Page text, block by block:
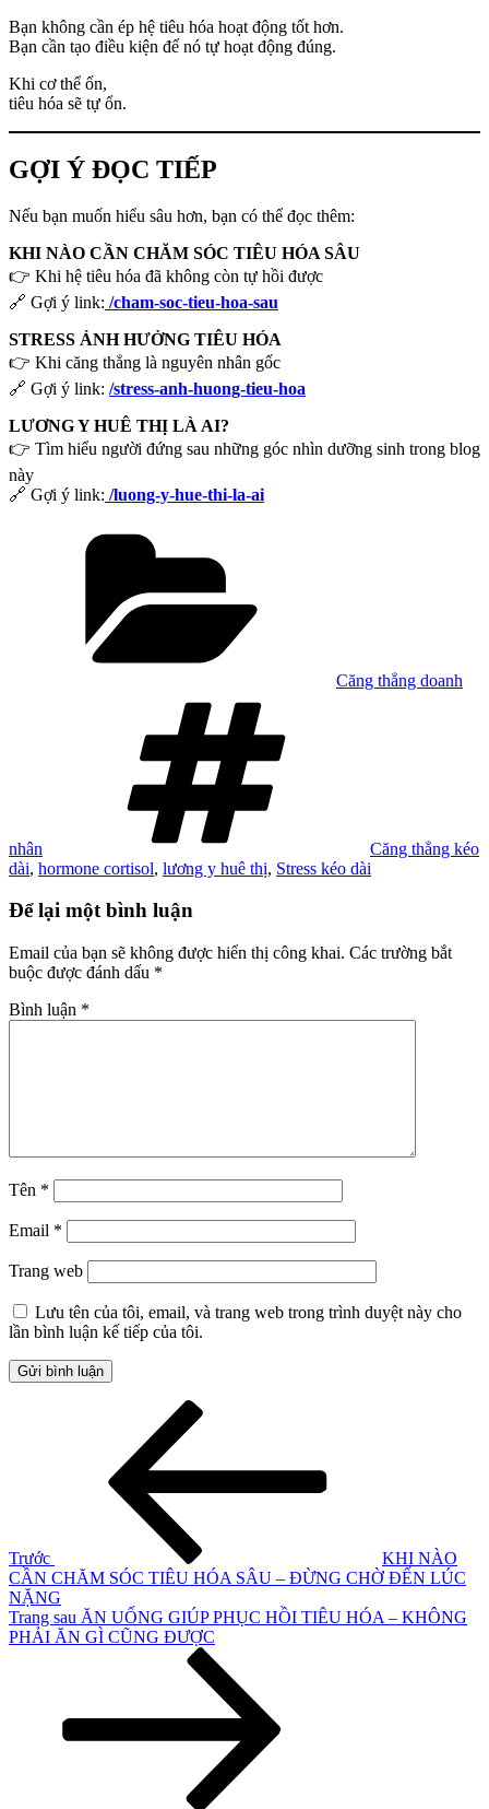
Bạn không cần ép hệ tiêu hóa hoạt động tốt hơn.
Bạn cần tạo điều kiện để nó tự hoạt động đúng.
Khi cơ thể ổn,
tiêu hóa sẽ tự ổn.
GỢI Ý ĐỌC TIẾP
Nếu bạn muốn hiểu sâu hơn, bạn có thể đọc thêm:
KHI NÀO CẦN CHĂM SÓC TIÊU HÓA SÂU
👉 Khi hệ tiêu hóa đã không còn tự hồi được
🔗 Gợi ý link: /cham-soc-tieu-hoa-sau
STRESS ẢNH HƯỞNG TIÊU HÓA
👉 Khi căng thẳng là nguyên nhân gốc
🔗 Gợi ý link: /stress-anh-huong-tieu-hoa
LƯƠNG Y HUÊ THỊ LÀ AI?
👉 Tìm hiểu người đứng sau những góc nhìn dưỡng sinh trong blog
này
🔗 Gợi ý link: /luong-y-hue-thi-la-ai
Căng thẳng doanh
nhân
Căng thẳng kéo
dài, hormone cortisol, lương y huê thị, Stress kéo dài
Để lại một bình luận
Email của bạn sẽ không được hiển thị công khai. Các trường bắt
buộc được đánh dấu *
Bình luận *
Tên *
Email *
Trang web
Lưu tên của tôi, email, và trang web trong trình duyệt này cho
lần bình luận kế tiếp của tôi.
Trước
KHI NÀO
CẦN CHĂM SÓC TIÊU HÓA SÂU – ĐỪNG CHỜ ĐẾN LÚC
NẶNG
Bài
tiếp
Trang sau ĂN UỐNG GIÚP PHỤC HỒI TIÊU HÓA – KHÔNG
PHẢI ĂN GÌ CŨNG ĐƯỢC